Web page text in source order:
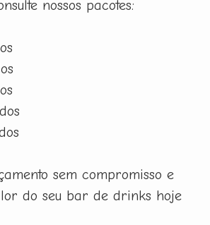
nossos pacotes:
sem compromisso e
do seu bar de drinks hoje